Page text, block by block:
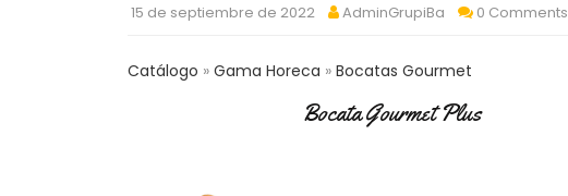
15 de septiembre de 2022 AdminGrupiBa 0 Comments
Catálogo Gama Horeca Bocatas Gourmet
Bocata Gourmet Plus